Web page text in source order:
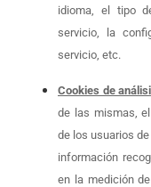
idioma, el tipo
servicio, la
servicio, etc.
Cookies de
de las mismas,
de los usuarios
información
en la medición